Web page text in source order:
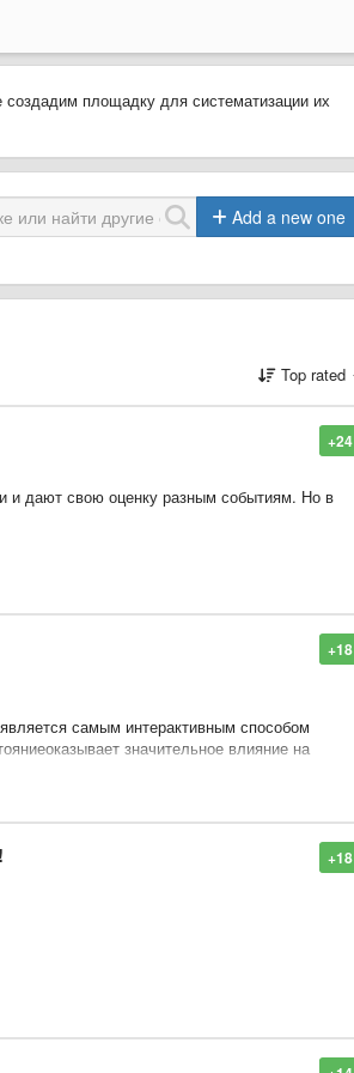
площадку для систематизации их
Add a new one
Top rated
+24
и дают свою оценку разным событиям. Но в
+18
самым интерактивным способом
значительное влияние на
объединит волонтёров готовых
интерактивного голосования и ведения
способов решения проблемы
+18